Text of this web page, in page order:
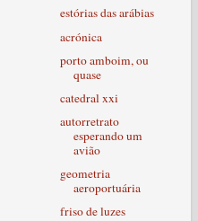
estórias das arábias
acrónica
porto amboim, ou
quase
catedral xxi
autorretrato
esperando um
avião
geometria
aeroportuária
friso de luzes